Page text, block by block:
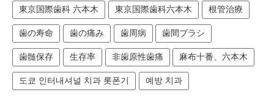
東京国際歯科 六本木 東京国際歯科六本木 根管治療
歯の寿命 歯の痛み 歯周病 歯間ブラシ
歯髄保存 生存率 非歯原性歯痛 麻布十番、六本木
도쿄 인터내셔널 치과 롯폰기 예방 치과